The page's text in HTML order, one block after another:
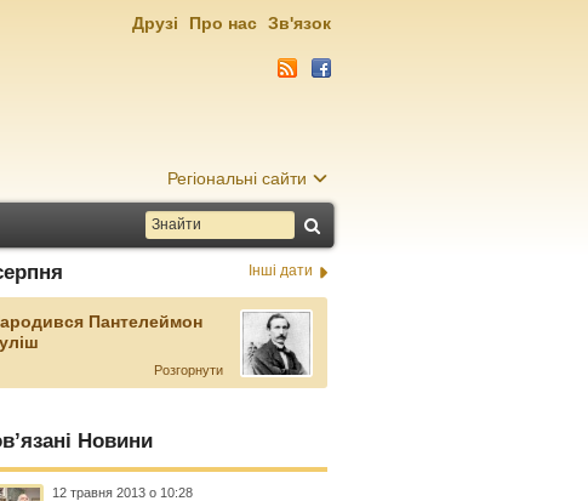
Регіональні сайти
Друзі Про нас Зв'язок
Інші дати
Пантелеймон
Розгорнути
Новини
12 травня 2013 о 10:28